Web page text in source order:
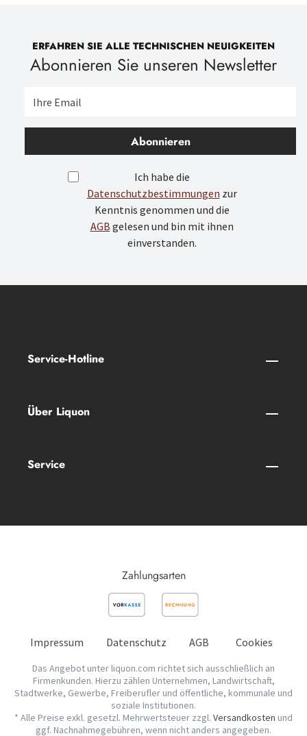
ERFAHREN SIE ALLE TECHNISCHEN NEUIGKEITEN
Abonnieren Sie unseren Newsletter
Abonnieren
Ich habe die
Datenschutzbestimmungen zur
Kenntnis genommen und die
AGB gelesen und bin mit ihnen
einverstanden.
Service-Hotline
Über Liquon
Service
Zahlungsarten
Impressum Datenschutz AGB Cookies
Das Angebot unter liquon.com richtet sich ausschließlich an
Firmenkunden. Hierzu zählen Unternehmen, Landwirtschaft,
Stadtwerke, Gewerbe, Freiberufler und öffentliche, kommunale und
soziale Institutionen.
* Alle Preise exkl. gesetzl. Mehrwertsteuer zzgl. Versandkosten und
ggf. Nachnahmegebühren, wenn nicht anders angegeben.